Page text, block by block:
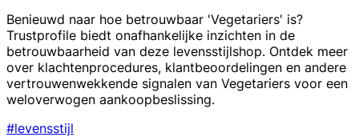
Benieuwd naar hoe betrouwbaar 'Vegetariers' is?
Trustprofile biedt onafhankelijke inzichten in de
betrouwbaarheid van deze levensstijlshop. Ontdek meer
over klachtenprocedures, klantbeoordelingen en andere
vertrouwenwekkende signalen van Vegetariers voor een
weloverwogen aankoopbeslissing.
#levensstijl